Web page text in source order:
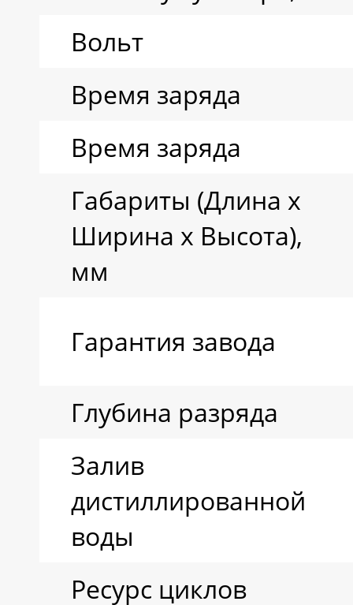
Вольт
Время заряда
Время заряда
Габариты (Длина х
Ширина х Высота),
мм
Гарантия завода
Глубина разряда
Залив
дистиллированной
воды
Ресурс циклов